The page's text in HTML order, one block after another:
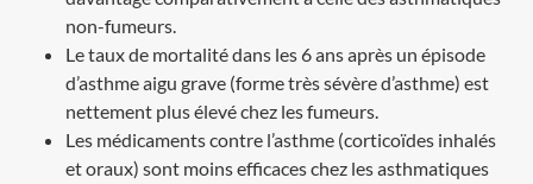
non-fumeurs.
Le taux de mortalité dans les 6 ans après un épisode
d’asthme aigu grave (forme très sévère d’asthme) est
nettement plus élevé chez les fumeurs.
Les médicaments contre l’asthme (corticoïdes inhalés
et oraux) sont moins efficaces chez les asthmatiques